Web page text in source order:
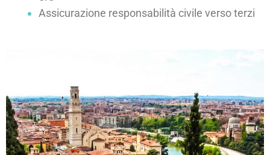
Assicurazione responsabilità civile verso terzi